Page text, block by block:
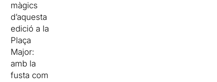
màgics
d’aquesta
edició a la
Plaça
Major:
amb la
fusta com